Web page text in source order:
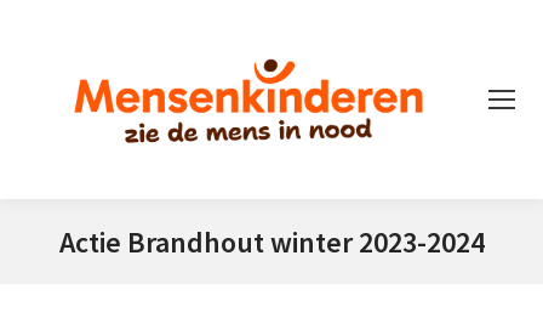
Actie Brandhout winter 2023-2024